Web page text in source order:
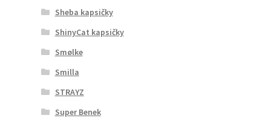
Sheba kapsičky
ShinyCat kapsičky
Smølke
Smilla
STRAYZ
Super Benek